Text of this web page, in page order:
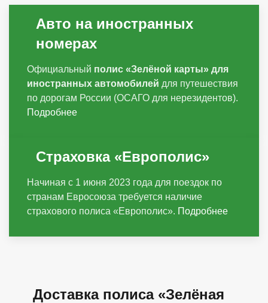
Авто на иностранных
номерах
Официальный полис «Зелёной карты» для
иностранных автомобилей для путешествия
по дорогам России (ОСАГО для нерезидентов).
Подробнее
Страховка «Европолис»
Начиная с 1 июня 2023 года для поездок по
странам Евросоюза требуется наличие
страхового полиса «Европолис». Подробнее
Доставка полиса «Зелёная